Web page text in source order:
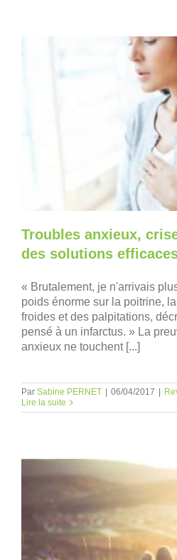
Troubles anxieux,
des solutions
« Brutalement, je n'arrivais
poids énorme sur la poitrine,
froides et des palpitations,
pensé à un infarctus. » La
anxieux ne touchent [...]
Par Sabine PERNET | 06/04/2017 |
Lire la suite